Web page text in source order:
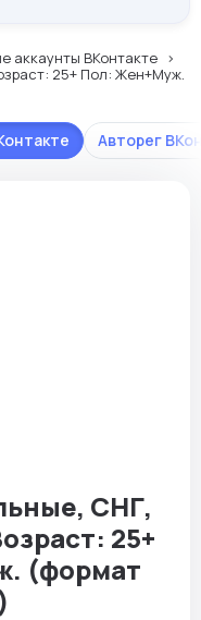
аккаунты ВКонтакте
25+ Пол: Жен+Муж.
Авторег
СНГ,
25+
(формат